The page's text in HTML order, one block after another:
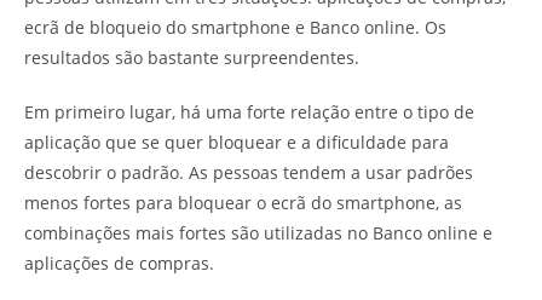
ecrã de bloqueio do smartphone e Banco online. Os
resultados são bastante surpreendentes.
Em primeiro lugar, há uma forte relação entre o tipo de
aplicação que se quer bloquear e a dificuldade para
descobrir o padrão. As pessoas tendem a usar padrões
menos fortes para bloquear o ecrã do smartphone, as
combinações mais fortes são utilizadas no Banco online e
aplicações de compras.